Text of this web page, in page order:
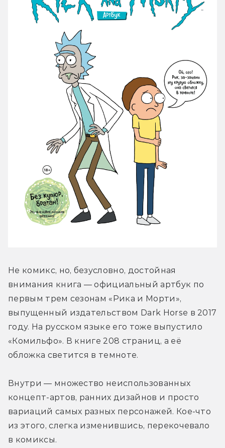
Не комикс, но, безусловно, достойная
внимания книга — официальный артбук по
первым трем сезонам «Рика и Морти»,
выпущенный издательством Dark Horse в 2017
году. На русском языке его тоже выпустило
«Комильфо». В книге 208 страниц, а её
обложка светится в темноте.
Внутри — множество неиспользованных
концепт-артов, ранних дизайнов и просто
вариаций самых разных персонажей. Кое-что
из этого, слегка изменившись, перекочевало
в комиксы.